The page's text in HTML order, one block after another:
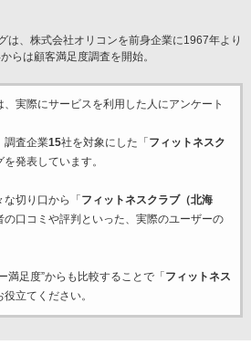
は、株式会社オリコンを前身企業に1967年より
らは顧客満足度調査を開始。
実際にサービスを利用した 人にアンケート
調査企業15社を対象にした「 フィットネスク
を発表しています。
切り口から「 フィットネスクラブ（北海
の口コミや評判といった、実際のユーザーの
満足度”からも比較することで「 フィットネス
役立てください。